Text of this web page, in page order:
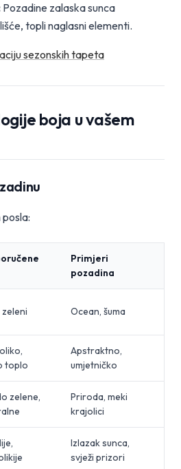
Pozadine zalaska sunca
topli naglasni elementi.
sezonskih tapeta
boja u vašem
Primjeri
pozadina
zeleni Ocean, šuma
toplo
Apstraktno,
umjetničko
zelene,
Priroda, meki
krajolici
Izlazak sunca,
svježi prizori